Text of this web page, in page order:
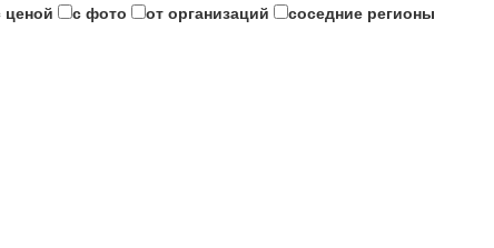
ценой с фото от организаций соседние регионы